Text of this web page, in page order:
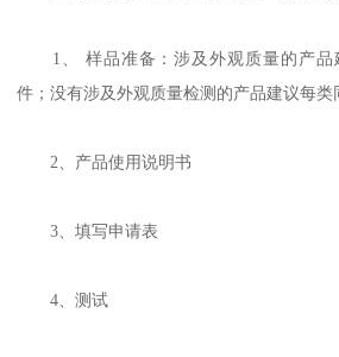
1、 样品准备：涉及外观质量的产品
件；没有涉及外观质量检测的产品建议每类
2、产品使用说明书
3、填写申请表
4、测试